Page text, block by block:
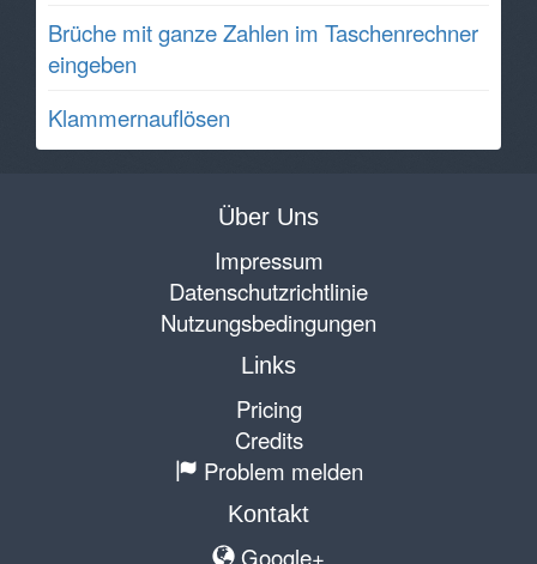
Brüche mit ganze Zahlen im Taschenrechner
eingeben
Klammernauflösen
Über Uns
Impressum
Datenschutzrichtlinie
Nutzungsbedingungen
Links
Pricing
Credits
Problem melden
Kontakt
Google+